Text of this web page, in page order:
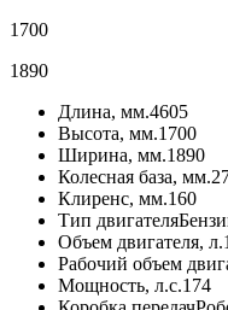
1700
1890
Длина, мм.4605
Высота, мм.1700
Ширина, мм.1890
Колесная база, мм.
Клиренс, мм.160
Тип двигателя
Объем двигателя, л.
Рабочий объем
Мощность, л.с.174